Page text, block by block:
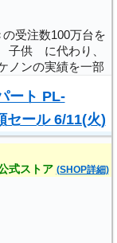
受注数100万台を
子供 に代わり、
ノンの実績を一部
イリーランキン
ート PL-
セール 6/11(火)
器 メンズ..
式ストア (SHOP詳細)